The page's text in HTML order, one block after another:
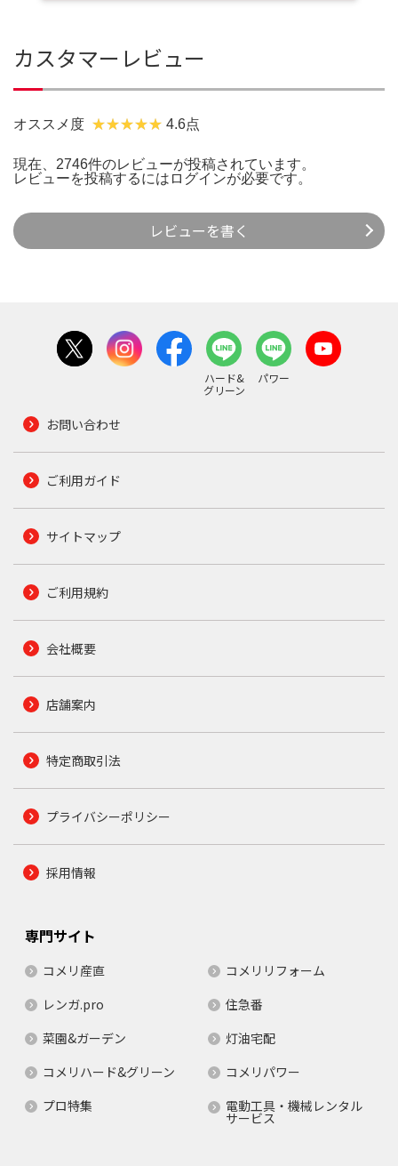
カスタマーレビュー
オススメ度 4.6点
現在、2746件のレビューが投稿されています。
レビューを投稿するには ログインが必要です。
レビューを書く
ハード&
グリーン
パワー
お問い合わせ
ご利用ガイド
サイトマップ
ご利用規約
会社概要
店舗案内
特定商取引法
プライバシーポリシー
採用情報
専門サイト
コメリ産直
コメリリフォーム
レンガ.pro
住急番
菜園&ガーデン
灯油宅配
コメリハード&グリーン
コメリパワー
プロ特集
電動工具・機械レンタル
サービス